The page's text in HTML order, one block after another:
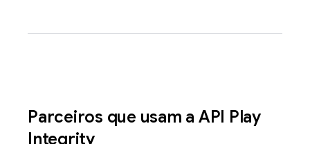
Parceiros que usam a API Play
Integrity